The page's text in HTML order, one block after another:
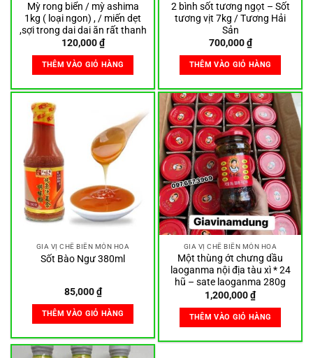
Mỳ rong biển / mỳ ashima
1kg ( loại ngon) , / miến dẹt
,sợi trong dai dai ăn rất thanh
120,000₫
THÊM VÀO GIỎ HÀNG
2 bình sốt tương ngọt – Sốt
tương vịt 7kg / Tương Hải
Sản
700,000₫
THÊM VÀO GIỎ HÀNG
GIA VỊ CHẾ BIẾN MÓN HOA
Sốt Bào Ngư 380ml
85,000₫
THÊM VÀO GIỎ HÀNG
GIA VỊ CHẾ BIẾN MÓN HOA
Một thùng ớt chưng dầu
laoganma nội địa tàu xì * 24
hũ – sate laoganma 280g
1,200,000₫
THÊM VÀO GIỎ HÀNG